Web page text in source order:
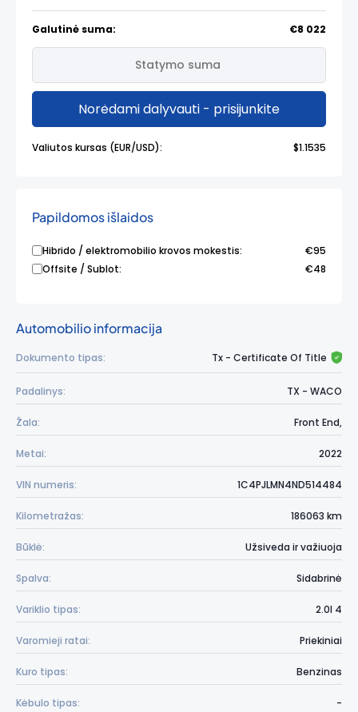
Galutinė suma: €8 022
Norėdami dalyvauti - prisijunkite
Valiutos kursas (EUR/USD): $1.1535
Papildomos išlaidos
Hibrido / elektromobilio krovos mokestis:
€95
Offsite / Sublot:
€48
Automobilio informacija
Dokumento tipas: Tx - Certificate Of Title
Padalinys: TX - WACO
Žala: Front End,
Metai: 2022
VIN numeris: 1C4PJLMN4ND514484
Kilometražas: 186063 km
Būklė: Užsiveda ir važiuoja
Spalva: Sidabrinė
Variklio tipas: 2.0l 4
Varomieji ratai: Priekiniai
Kuro tipas: Benzinas
Kėbulo tipas: -